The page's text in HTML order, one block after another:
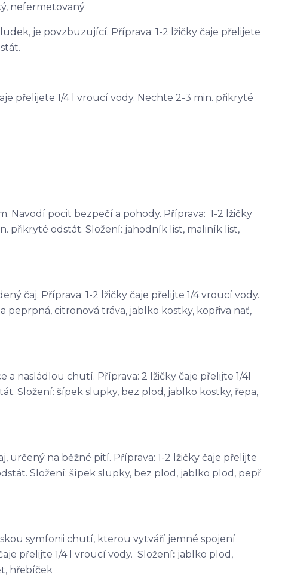
nefermetovaný
je povzbuzující. Příprava: 1-2 lžičky čaje přelijete
přelijete 1/4 l vroucí vody. Nechte 2-3 min. přikryté
Navodí pocit bezpečí a pohody. Příprava: 1-2 lžičky
přikryté odstát. Složení: jahodník list, maliník list,
čaj. Příprava: 1-2 lžičky čaje přelijte 1/4 vroucí vody.
peprpná, citronová tráva, jablko kostky, kopřiva nať,
nasládlou chutí. Příprava: 2 lžičky čaje přelijte 1/4l
Složení: šípek slupky, bez plod, jablko kostky, řepa,
určený na běžné pití. Příprava: 1-2 lžičky čaje přelijte
Složení: šípek slupky, bez plod, jablko plod, pepř
symfonii chutí, kterou vytváří jemné spojení
přelijte 1/4 l vroucí vody. Složení: jablko plod,
hřebíček